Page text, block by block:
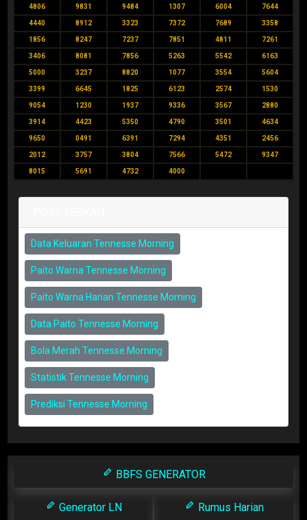
4806 9831 9484 1307 6004 7644
4440 8912 3323 7372 7689 3358
1856 8247 7237 7851 4811 7261
3406 8081 7856 5263 5542 6163
5000 3237 8820 1077 3554 5604
3399 6645 1825 6123 2574 1530
9054 1230 1937 9336 3567 2880
3914 4423 5350 4790 3501 4634
9650 0491 6391 7294 4351 2456
2012 3757 3804 7566 5472 9347
8015 5691 4732 4000
Data Keluaran Tennesse Morning
Paito Warna Tennesse Morning
Paito Warna Harian Tennesse Morning
Data Paito Tennesse Morning
Bola Merah Tennesse Morning
Statistik Tennesse Morning
Prediksi Tennesse Morning
BBFS GENERATOR
Generator LN Rumus Harian